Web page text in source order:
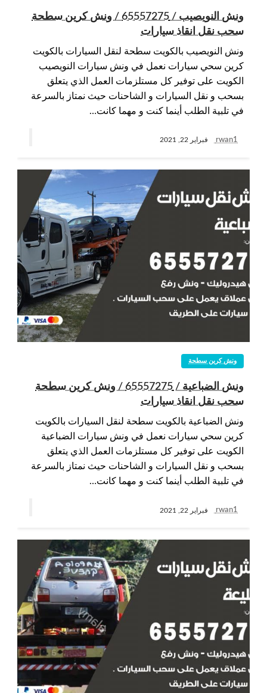
ونش النويصيب / 65557275 / ونش كرين سطحة
سحب نقل انقاذ سيارات
ونش النويصيب بالكويت سطحة لنقل السيارات بالكويت
كرين سحي سيارات نعمل في ونش سيارات النويصيب
الكويت على توفير كل مستلزمات العمل الذي يتعلق
بسحب و نقل السيارات و الشاحنات حيث نمتاز بالسرعة
في تلبية الطلب أينما كنت و مهما كانت…
rwan1 فبراير 22, 2021
ونش كرين سطحة
ونش الضباعية / 65557275 / ونش كرين سطحة
سحب نقل انقاذ سيارات
ونش الضباعية بالكويت سطحة لنقل السيارات بالكويت
كرين سحي سيارات نعمل في ونش سيارات الضباعية
الكويت على توفير كل مستلزمات العمل الذي يتعلق
بسحب و نقل السيارات و الشاحنات حيث نمتاز بالسرعة
في تلبية الطلب أينما كنت و مهما كانت…
rwan1 فبراير 22, 2021